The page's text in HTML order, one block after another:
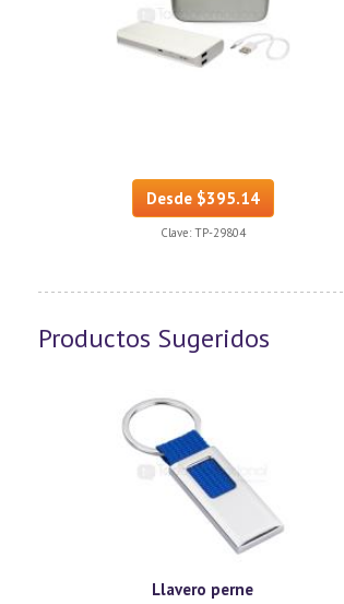
Desde $395.14
Clave: TP-29804
Productos Sugeridos
Llavero perne